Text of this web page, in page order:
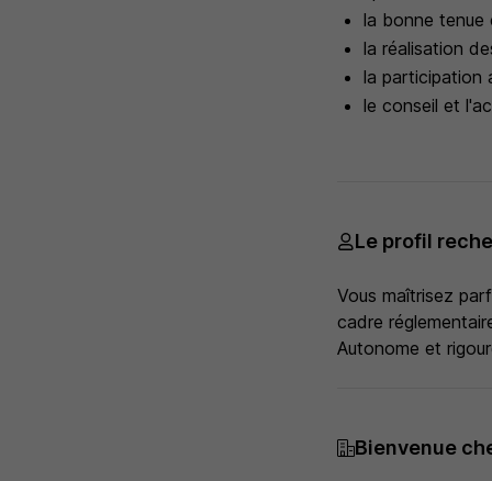
la bonne tenue
la réalisation
la participation
le conseil et
Le profil
Vous maîtrisez
cadre
Autonome et
Bienvenue